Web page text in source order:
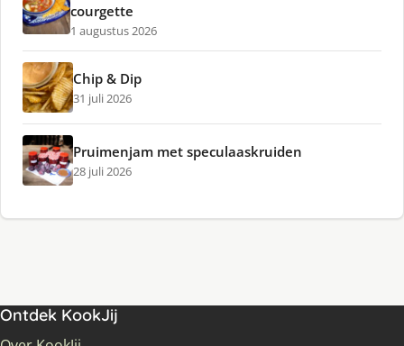
courgette
1 augustus 2026
Chip & Dip
31 juli 2026
Pruimenjam met speculaaskruiden
28 juli 2026
Ontdek KookJij